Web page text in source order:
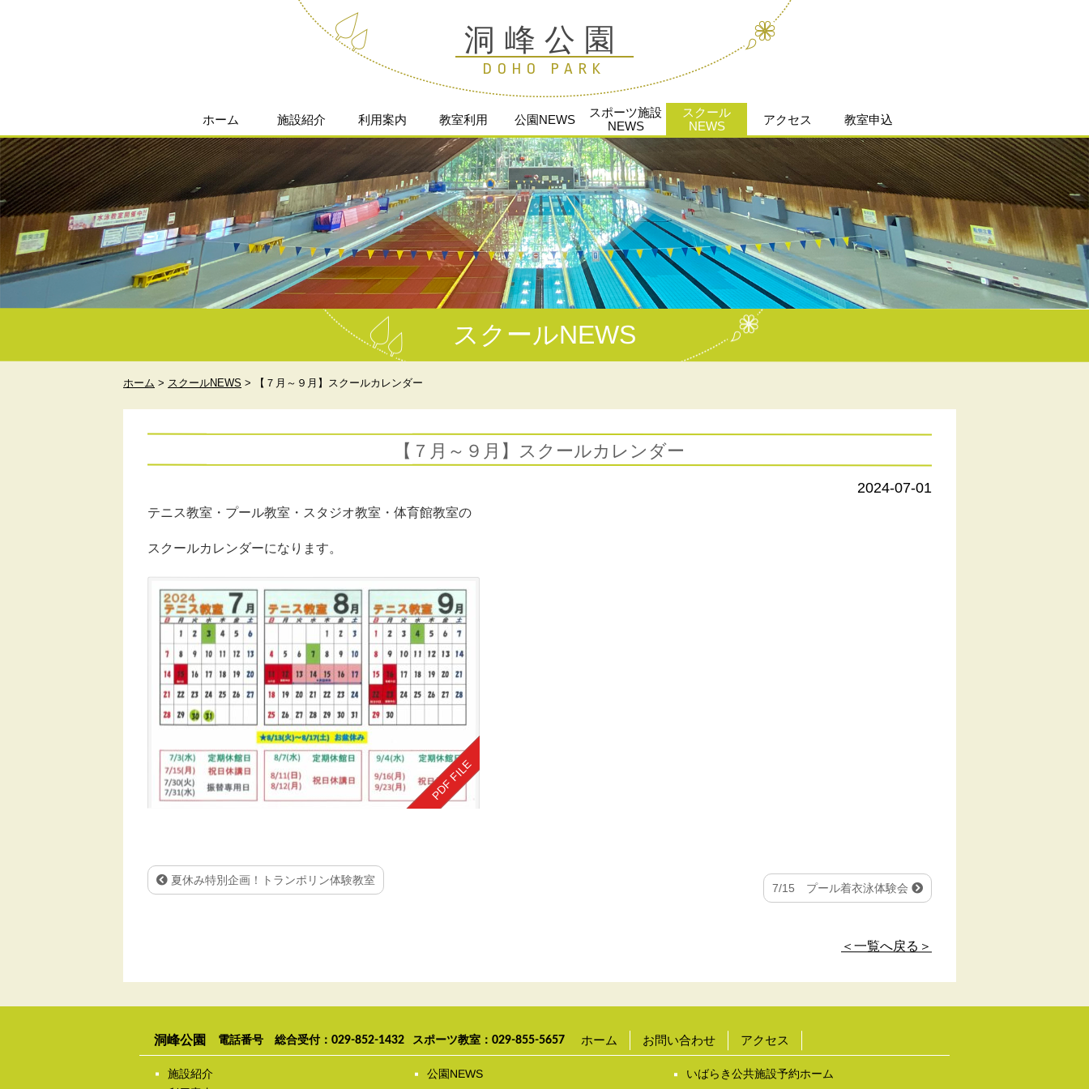
洞峰公園
DOHO PARK
ホーム 施設紹介 利用案内 教室利用 公園NEWS
スポーツ施設
NEWS
スクール
NEWS
アクセス 教室申込
スクールNEWS
ホーム > スクールNEWS > 【７月～９月】スクールカレンダー
【７月～９月】スクールカレンダー
2024-07-01
テニス教室・プール教室・スタジオ教室・体育館教室の
スクールカレンダーになります。
夏休み特別企画！トランポリン体験教室
7/15 プール着衣泳体験会
＜一覧へ戻る＞
洞峰公園 電話番号 総合受付： 029-852-1432 スポーツ教室： 029-855-5657 ホーム お問い合わせ アクセス
施設紹介
公園NEWS いばらき公共施設予約ホーム